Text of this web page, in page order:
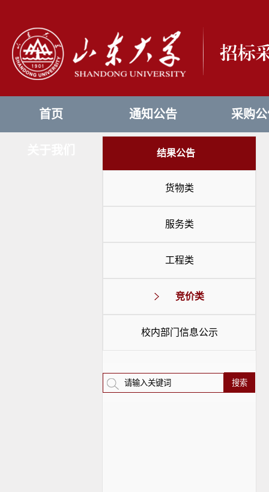
首页 通知公告 采购
结果公告
货物类
服务类
工程类
竞价类
校内部门信息公示